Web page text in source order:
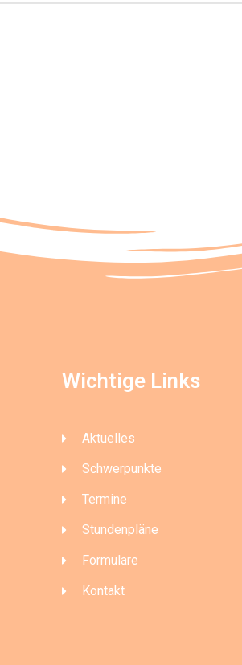
Wichtige Links
Aktuelles
Schwerpunkte
Termine
Stundenpläne
Formulare
Kontakt